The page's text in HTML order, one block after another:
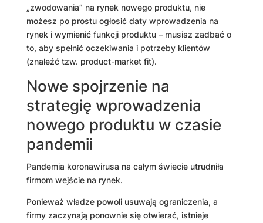
„zwodowania” na rynek nowego produktu, nie
możesz po prostu ogłosić daty wprowadzenia na
rynek i wymienić funkcji produktu – musisz zadbać o
to, aby spełnić oczekiwania i potrzeby klientów
(znaleźć tzw. product-market fit).
Nowe spojrzenie na
strategię wprowadzenia
nowego produktu w czasie
pandemii
Pandemia koronawirusa na całym świecie utrudniła
firmom wejście na rynek.
Ponieważ władze powoli usuwają ograniczenia, a
firmy zaczynają ponownie się otwierać, istnieje